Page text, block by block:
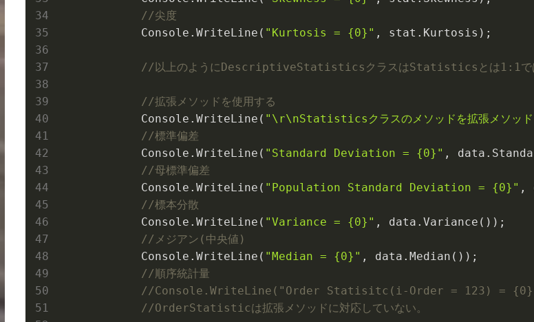
//尖度
            Console.
WriteLine( "Kurtosis = {0}" , stat .Kurtosis) ;
//以上のようにDescriptiveStatisticsクラスはStatisticsとは1:1では
//拡張メソッドを使用する
            Console.
WriteLine( "\r\nStatisticsクラスのメソッドを拡張メソッド
//標準偏差
            Console.
WriteLine( "Standard Deviation = {0}" , data
//母標準偏差
            Console.
WriteLine( "Population Standard Deviation = {0}" ,
//標本分散
            Console.
WriteLine( "Variance = {0}" , data .Variance() );
//メジアン(中央値)
            Console.
WriteLine( "Median = {0}" , data .Median() );
//順序統計量
//Console.WriteLine("Order Statisitc(i-Order = 123) =
//OrderStatisticは拡張メソッドに対応していない。